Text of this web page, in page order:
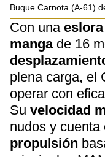
Buque Carnota (A-61)
Con una eslora
mangade 16
plena carga, el
operar con
Su velocidad
nudos y cuenta
propulsión